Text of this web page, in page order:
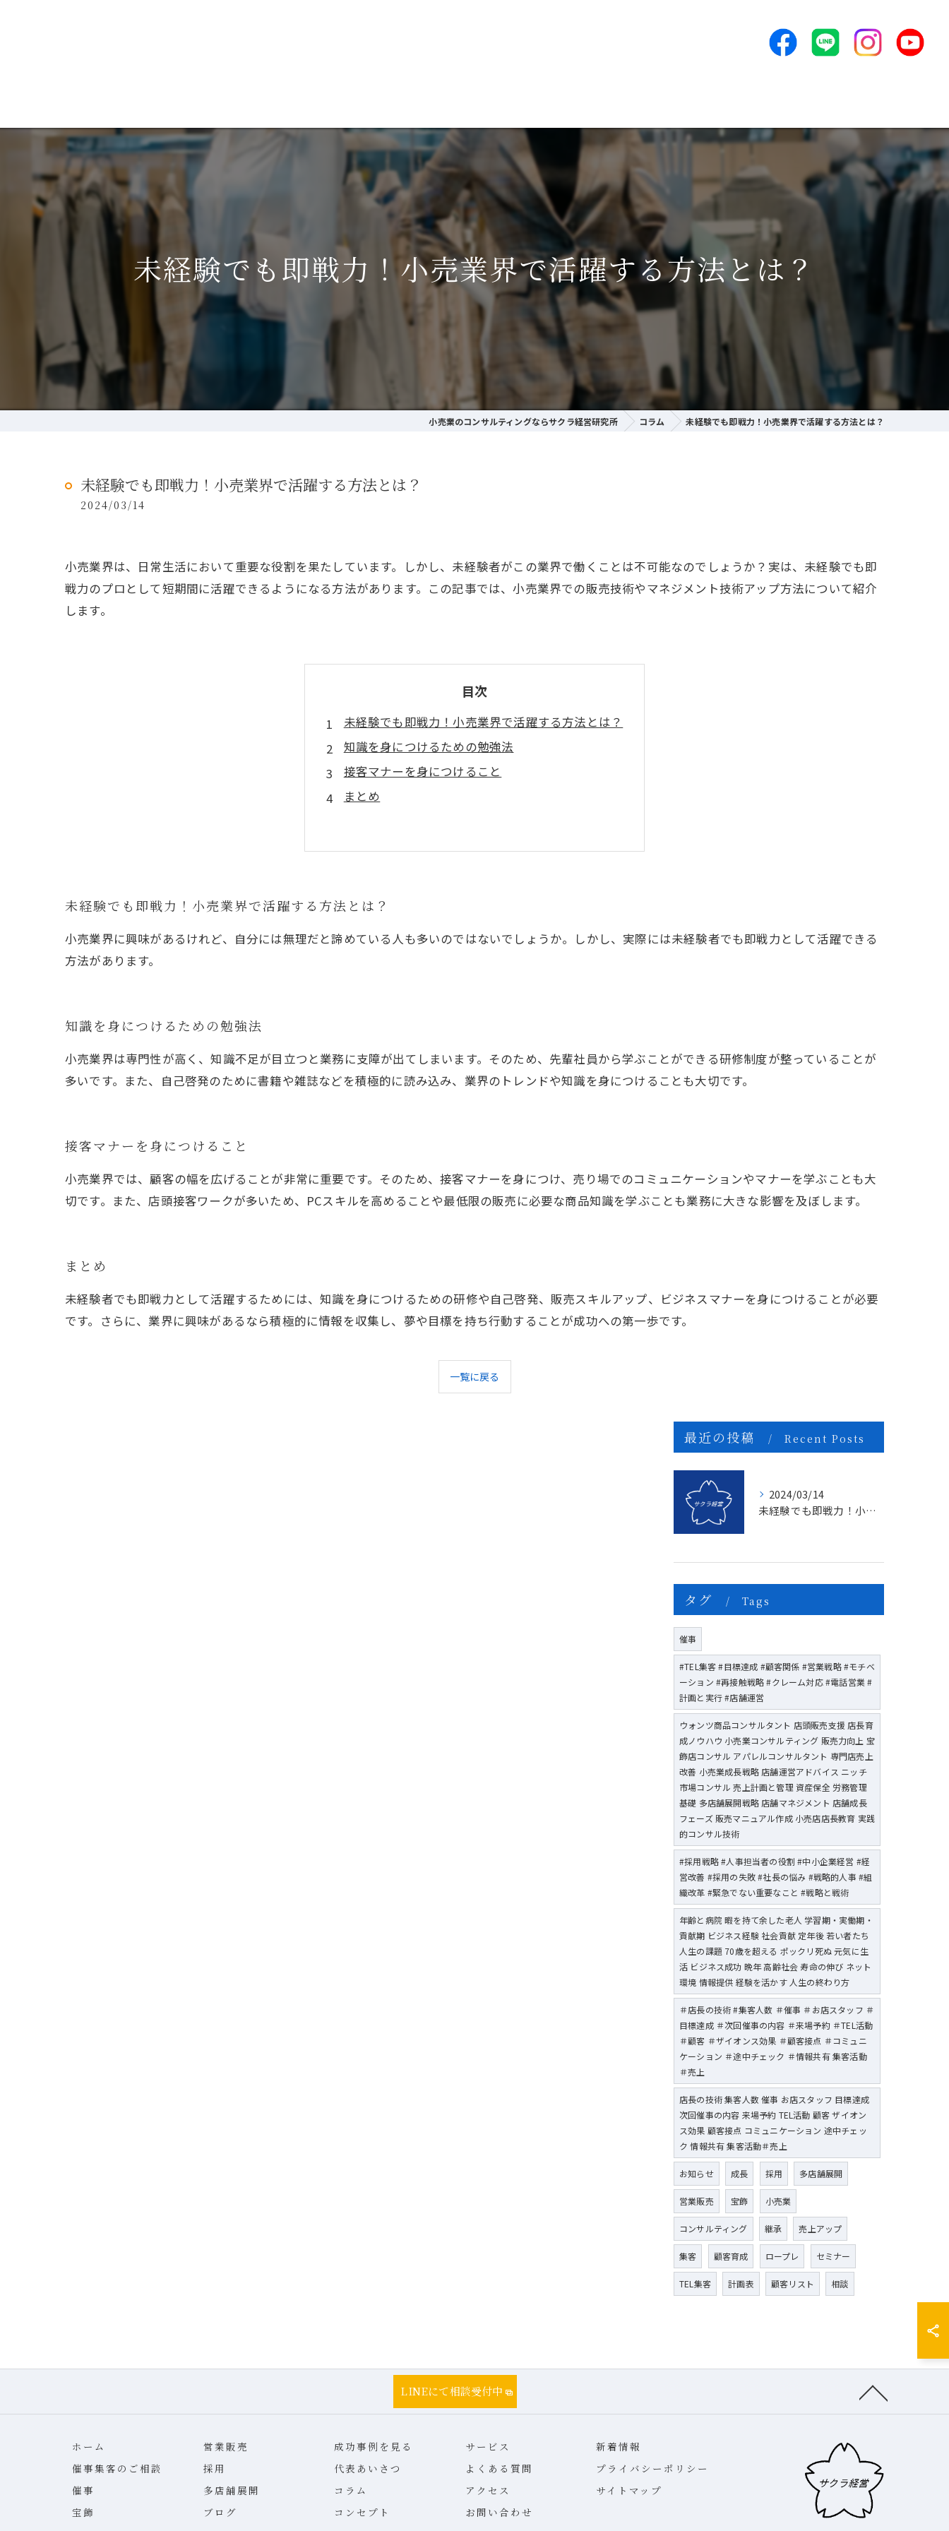
採用
多店舗展開
未経験でも即戦力！小売業界で活躍する方法とは？
小売業のコンサルティングならサクラ経営研究所 コラム 未経験でも即戦力！小売業界で活躍する方法とは？
未経験でも即戦力！小売業界で活躍する方法とは？
2024/03/14
小売業界は、日常生活において重要な役割を果たしています。しかし、未経験者がこの業界で働くことは不可能なのでしょうか？実は、未経験でも即
戦力のプロとして短期間に活躍できるようになる方法があります。この記事では、小売業界での販売技術やマネジメント技術アップ方法について紹介
します。
目次
未経験でも即戦力！小売業界で活躍する方法とは？
知識を身につけるための勉強法
接客マナーを身につけること
まとめ
未経験でも即戦力！小売業界で活躍する方法とは？
小売業界に興味があるけれど、自分には無理だと諦めている人も多いのではないでしょうか。しかし、実際には未経験者でも即戦力として活躍できる
方法があります。
知識を身につけるための勉強法
小売業界は専門性が高く、知識不足が目立つと業務に支障が出てしまいます。そのため、先輩社員から学ぶことができる研修制度が整っていることが
多いです。また、自己啓発のために書籍や雑誌などを積極的に読み込み、業界のトレンドや知識を身につけることも大切です。
接客マナーを身につけること
小売業界では、顧客の幅を広げることが非常に重要です。そのため、接客マナーを身につけ、売り場でのコミュニケーションやマナーを学ぶことも大
切です。また、店頭接客ワークが多いため、PCスキルを高めることや最低限の販売に必要な商品知識を学ぶことも業務に大きな影響を及ぼします。
まとめ
未経験者でも即戦力として活躍するためには、知識を身につけるための研修や自己啓発、販売スキルアップ、ビジネスマナーを身につけることが必要
です。さらに、業界に興味があるなら積極的に情報を収集し、夢や目標を持ち行動することが成功への第一歩です。
一覧に戻る
最近の投稿 Recent Posts
2024/03/14
未経験でも即戦力！小売業界で活躍する方法とは？
タグ Tags
催事
#TEL集客 #目標達成 #顧客関係 #営業戦略 #モチベ
ーション #再接触戦略 #クレーム対応 #電話営業 #
計画と実行 #店舗運営
ウォンツ商品コンサルタント 店頭販売支援 店長育
成ノウハウ 小売業コンサルティング 販売力向上 宝
飾店コンサル アパレルコンサルタント 専門店売上
改善 小売業成長戦略 店舗運営アドバイス ニッチ
市場コンサル 売上計画と管理 資産保全 労務管理
基礎 多店舗展開戦略 店舗マネジメント 店舗成長
フェーズ 販売マニュアル作成 小売店店長教育 実践
的コンサル技術
#採用戦略 #人事担当者の役割 #中小企業経営 #経
営改善 #採用の失敗 #社長の悩み #戦略的人事 #組
織改革 #緊急でない重要なこと #戦略と戦術
年齢と病院 暇を持て余した老人 学習期・実働期・
貢献期 ビジネス経験 社会貢献 定年後 若い者たち
人生の課題 70歳を超える ポックリ死ぬ 元気に生
活 ビジネス成功 晩年 高齢社会 寿命の伸び ネット
環境 情報提供 経験を活かす 人生の終わり方
＃店長の技術 #集客人数 ＃催事 ＃お店スタッフ ＃
目標達成 ＃次回催事の内容 ＃来場予約 ＃TEL活動
＃顧客 ＃ザイオンス効果 ＃顧客接点 ＃コミュニ
ケーション ＃途中チェック ＃情報共有 集客活動
＃売上
店長の技術 集客人数 催事 お店スタッフ 目標達成
次回催事の内容 来場予約 TEL活動 顧客 ザイオン
ス効果 顧客接点 コミュニケーション 途中チェッ
ク 情報共有 集客活動＃売上
お知らせ 成長 採用 多店舗展開
営業販売 宝飾 小売業
コンサルティング 継承 売上アップ
集客 顧客育成 ロープレ セミナー
TEL集客 計画表 顧客リスト 相談
LINEにて相談受付中
ホーム
催事集客のご相談
催事
宝飾
営業販売
採用
多店舗展開
ブログ
成功事例を見る
代表あいさつ
コラム
コンセプト
サービス
よくある質問
アクセス
お問い合わせ
新着情報
プライバシーポリシー
サイトマップ